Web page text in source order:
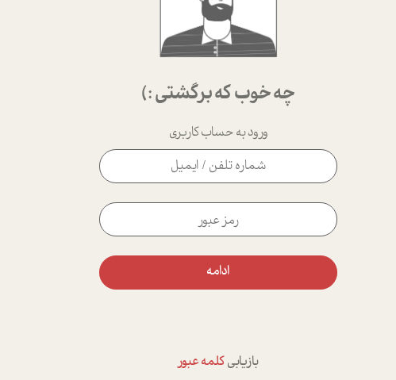
تقویم دیواری
چه خوب که برگشتی :)
ورود به حساب کاربری
ادامه
بازیابیکلمه عبور